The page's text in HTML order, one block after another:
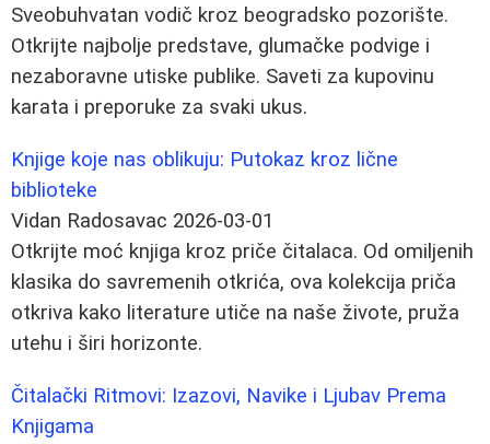
Sveobuhvatan vodič kroz beogradsko pozorište.
Otkrijte najbolje predstave, glumačke podvige i
nezaboravne utiske publike. Saveti za kupovinu
karata i preporuke za svaki ukus.
Knjige koje nas oblikuju: Putokaz kroz lične
biblioteke
Vidan Radosavac 2026-03-01
Otkrijte moć knjiga kroz priče čitalaca. Od omiljenih
klasika do savremenih otkrića, ova kolekcija priča
otkriva kako literature utiče na naše živote, pruža
utehu i širi horizonte.
Čitalački Ritmovi: Izazovi, Navike i Ljubav Prema
Knjigama